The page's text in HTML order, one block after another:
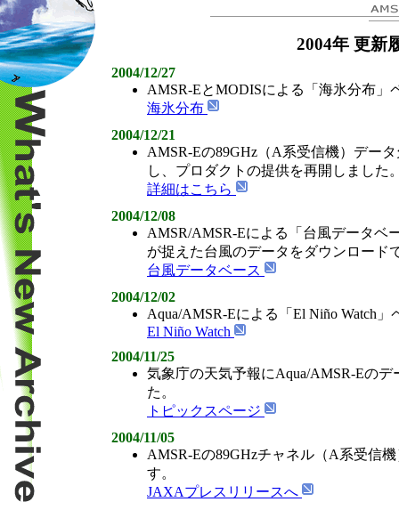
2004年 更新
2004/12/27
AMSR-EとMODISによる「海氷分布」
海氷分布
2004/12/21
AMSR-Eの89GHz（A系受信機）デー
し、プロダクトの提供を再開しました
詳細はこちら
2004/12/08
AMSR/AMSR-Eによる「台風データベ
が捉えた台風のデータをダウンロード
台風データベース
2004/12/02
Aqua/AMSR-Eによる「El Niño Watch
El Niño Watch
2004/11/25
気象庁の天気予報にAqua/AMSR-Eの
た。
トピックスページ
2004/11/05
AMSR-Eの89GHzチャネル（A系受信
す。
JAXAプレスリリースへ